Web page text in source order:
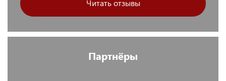
Читать отзывы
Партнёры